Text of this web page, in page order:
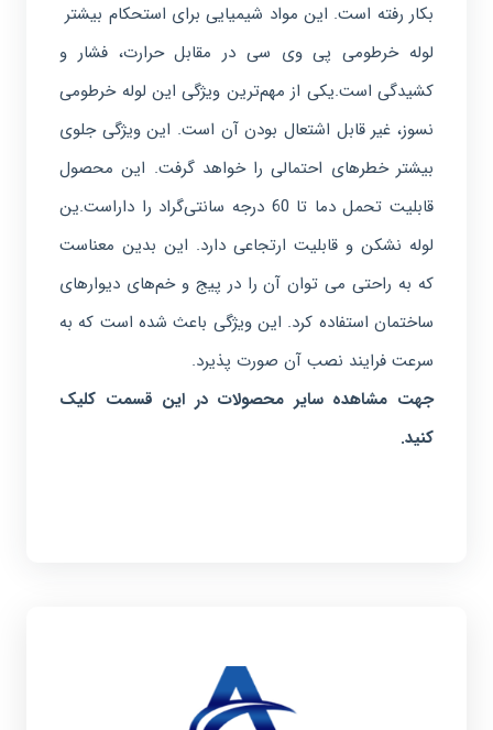
بکار رفته است. این مواد شیمیایی برای استحکام بیشتر
لوله خرطومی پی وی‌ سی در مقابل حرارت، فشار و
کشیدگی است.یکی از مهم‌ترین ویژگی این لوله خرطومی
نسوز، غیر قابل اشتعال بودن آن است. این ویژگی جلوی
بیشتر خطرهای احتمالی را خواهد گرفت. این محصول
قابلیت تحمل دما تا 60 درجه سانتی‌گراد را داراست.ین
لوله نشکن و قابلیت ارتجاعی دارد. این بدین معناست
که به راحتی می توان آن را در پیج و خم‌های دیوارهای
ساختمان استفاده کرد. این ویژگی باعث شده است که به
سرعت فرایند نصب آن صورت پذیرد.
جهت مشاهده سایر محصولات در این قسمت کلیک
کنید.